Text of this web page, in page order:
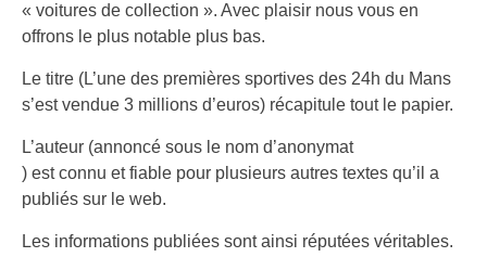
« voitures de collection ». Avec plaisir nous vous en
offrons le plus notable plus bas.
Le titre (L’une des premières sportives des 24h du Mans
s’est vendue 3 millions d’euros) récapitule tout le papier.
L’auteur (annoncé sous le nom d’anonymat
) est connu et fiable pour plusieurs autres textes qu’il a
publiés sur le web.
Les informations publiées sont ainsi réputées véritables.